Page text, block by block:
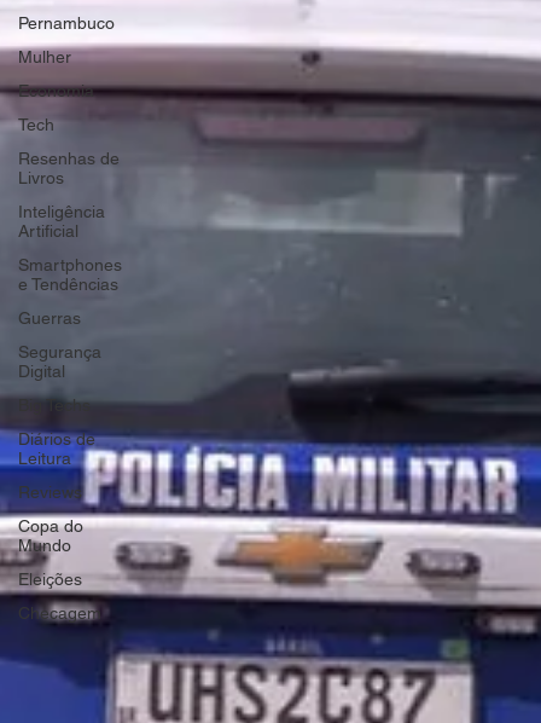
Pernambuco
Mulher
Economia
Tech
Resenhas de
Livros
Inteligência
Artificial
Smartphones
e Tendências
Guerras
Segurança
Digital
Big Techs
Diários de
Leitura
Reviews
Copa do
Mundo
Eleições
Checagem